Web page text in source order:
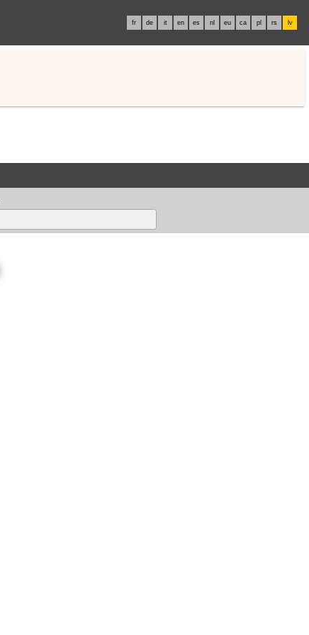
fr de it en es nl eu ca pl rs lv